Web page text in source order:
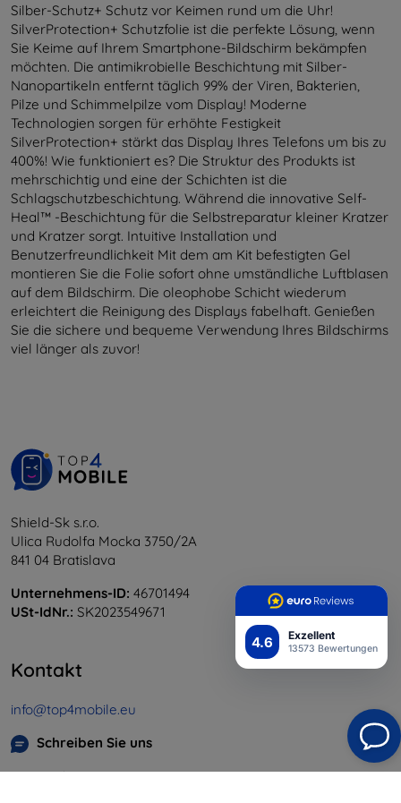
4.6 Exzellent
13573 Bewertungen
Silber-Schutz+ Schutz vor Keimen rund um die Uhr!
SilverProtection+ Schutzfolie ist die perfekte Lösung, wenn
Sie Keime auf Ihrem Smartphone-Bildschirm bekämpfen
möchten. Die antimikrobielle Beschichtung mit Silber-
Nanopartikeln entfernt täglich 99% der Viren, Bakterien,
Pilze und Schimmelpilze vom Display! Moderne
Technologien sorgen für erhöhte Festigkeit
SilverProtection+ stärkt das Display Ihres Telefons um bis zu
400%! Wie funktioniert es? Die Struktur des Produkts ist
mehrschichtig und eine der Schichten ist die
Schlagschutzbeschichtung. Während die innovative Self-
Heal™ -Beschichtung für die Selbstreparatur kleiner Kratzer
und Kratzer sorgt. Intuitive Installation und
Benutzerfreundlichkeit Mit dem am Kit befestigten Gel
montieren Sie die Folie sofort ohne umständliche Luftblasen
auf dem Bildschirm. Die oleophobe Schicht wiederum
erleichtert die Reinigung des Displays fabelhaft. Genießen
Sie die sichere und bequeme Verwendung Ihres Bildschirms
viel länger als zuvor!
Shield-Sk s.r.o.
Ulica Rudolfa Mocka 3750/2A
841 04 Bratislava
Unternehmens-ID: 46701494
USt-IdNr.: SK2023549671
Kontakt
info@top4mobile.eu
Schreiben Sie uns
Montag bis Freitag: